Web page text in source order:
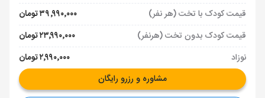
قیمت کودک با تخت (هر نفر)
۳۹٬۹۹۰٬۰۰۰ تومان
قیمت کودک بدون تخت (هرنفر)
۲۳٬۹۹۰٬۰۰۰ تومان
نوزاد
۲٬۹۹۰٬۰۰۰ تومان
مشاوره و رزرو رایگان